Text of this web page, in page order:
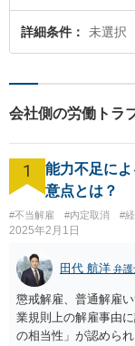
詳細条件 未選択
会社側の労働トラ
1
能力不足に
意点とは？
#不当解雇 #内定取消 #
2025年2月1日
田代 航洋 弁護
懲戒解雇、普通解雇
業規則上の解雇事由
の相当性」が認めら